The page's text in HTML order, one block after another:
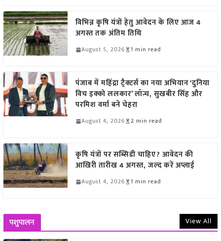
विभिन्न कृषि यंत्रों हेतु आवेदन के लिए आज 4
अगस्त तक अंतिम तिथि
August 5, 2026 1 min read
पंजाब में महिंद्रा ट्रैक्टर्स का नया अभियान ‘दुनिया
विच इक्को ललकार’ लॉन्च, सुखबीर सिंह और
परमिश वर्मा बने चेहरा
August 4, 2026 2 min read
कृषि यंत्रों पर सब्सिडी चाहिए? आवेदन की
आखिरी तारीख 4 अगस्त, जल्द करें अप्लाई
August 4, 2026 1 min read
पशुपालन View All